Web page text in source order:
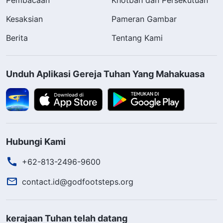
Kesaksian
Pameran Gambar
Berita
Tentang Kami
Unduh Aplikasi Gereja Tuhan Yang Mahakuasa
Hubungi Kami
+62-813-2496-9600
contact.id@godfootsteps.org
kerajaan Tuhan telah datang